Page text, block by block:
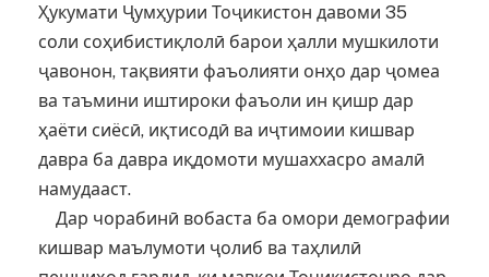
Ҳукумати Ҷумҳурии Тоҷикистон давоми 35
соли соҳибистиқлолӣ барои ҳалли мушкилоти
ҷавонон, тақвияти фаъолияти онҳо дар ҷомеа
ва таъмини иштироки фаъоли ин қишр дар
ҳаёти сиёсӣ, иқтисодӣ ва иҷтимоии кишвар
давра ба давра иқдомоти мушаххасро амалӣ
намудааст.
Дар чорабинӣ вобаста ба омори демографии
кишвар маълумоти ҷолиб ва таҳлилӣ